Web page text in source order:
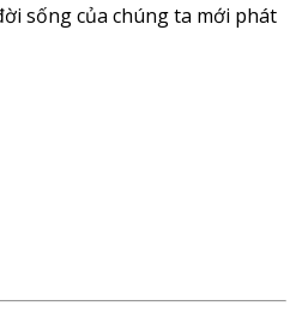
sống của chúng ta mới phát